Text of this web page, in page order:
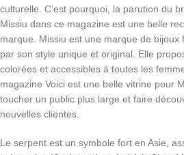
culturelle. C’est pourquoi, la parution du
Missiu dans ce magazine est une belle
marque. Missiu est une marque de bijoux
par son style unique et original. Elle
colorées et accessibles à toutes les
magazine Voici est une belle vitrine pour
toucher un public plus large et faire
nouvelles clientes.
Le serpent est un symbole fort en Asie,